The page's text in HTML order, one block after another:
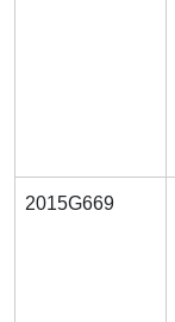
2015G669